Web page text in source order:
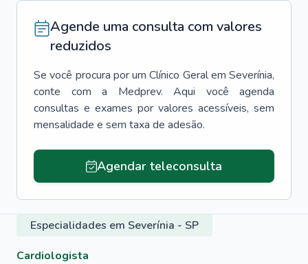
Agende uma consulta com valores
reduzidos
Se você procura por um Clínico Geral em Severínia,
conte com a Medprev. Aqui você agenda
consultas e exames por valores acessíveis, sem
mensalidade e sem taxa de adesão.
Agendar teleconsulta
Especialidades em Severínia - SP
Cardiologista